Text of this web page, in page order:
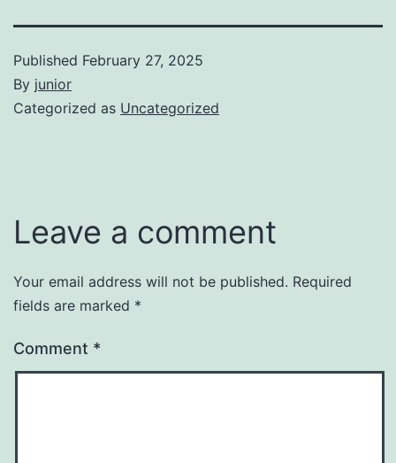
Published February 27, 2025
By junior
Categorized as Uncategorized
Leave a comment
Your email address will not be published. Required
fields are marked *
Comment *